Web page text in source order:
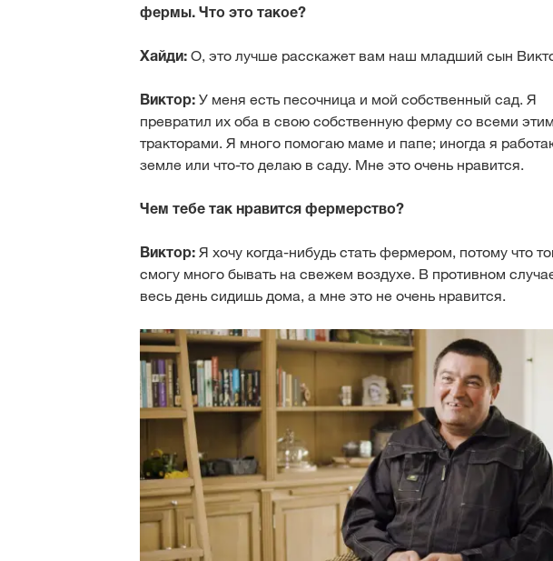
фермы. Что это такое?
Хайди: О, это лучше расскажет вам наш младший сын
Виктор: У меня есть песочница и мой собственный сад. Я
превратил их оба в свою собственную ферму со всеми
тракторами. Я много помогаю маме и папе; иногда я
земле или что-то делаю в саду. Мне это очень нравится.
Чем тебе так нравится фермерство?
Виктор: Я хочу когда-нибудь стать фермером, потому что
смогу много бывать на свежем воздухе. В противном
весь день сидишь дома, а мне это не очень нравится.